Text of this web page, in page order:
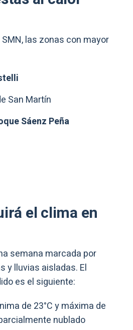
las zonas con mayor
San Martín
Sáenz Peña
el clima en
semana marcada por
y lluvias aisladas. El
es el siguiente:
de 23°C y máxima de
nublado